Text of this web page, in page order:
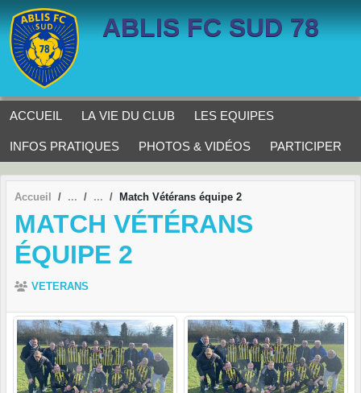
ABLIS FC SUD 78
ACCUEIL LA VIE DU CLUB LES EQUIPES
INFOS PRATIQUES PHOTOS & VIDÉOS PARTICIPER
Accueil Match Vétérans équipe 2
MATCH VÉTÉRANS
ÉQUIPE 2
VETERANS
Panneau de gestion des cookies